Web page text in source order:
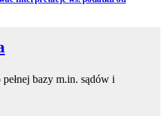
bazy m.in. sądów i